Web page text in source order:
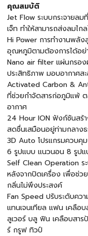
คุณสมบัติ
Jet Flow ระบบกระจายลม
เจ็ท ทำให้สามารถส่งลมไก
Hi Power การทำงานพลั
อุณหภูมิตามต้องการได้อย่
Nano air filter แผ่นกรอง
ประสิทธิภาพ มอบอากาศส
Activated Carbon &
ที่ช่วยกำจัดสารก่อภูมิแพ้
อากาศ
24 Hour ION ฟังก์ชันสร้
สดชื่นเสมือนอยู่ท่ามกลาง
3D Auto โปรแกรมควบคุ
6 รูปแบบ แนวนอน 8 รูปแ
Self Clean Operation ร
หลังจากปิดเครื่อง เพื่อช่ว
กลิ่นไม่พึงประสงค์
Fan Speed ปรับระดับคว
แทนเจนเทียล แฟน เคลือบ
ลูเวอร์ บลู ฟิน เคลือบสา
ร์ กรูฟ ทิวป์